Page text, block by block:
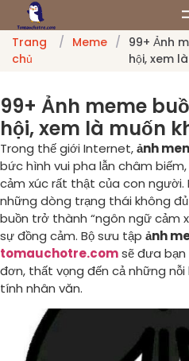
Trang
chủ
/ Meme / 99+ Ảnh
hội, xem
99+ Ảnh meme
hội, xem là muốn
Trong thế giới Internet,ảnh
bức hình vui pha lẫn châm
cảm xúc rất thật của con người.
những dòng trạng thái không
buồn trở thành “ngôn ngữ cảm
sự đồng cảm. Bộ sưu tập ảnh
tomauchotre.comsẽ đưa
đơn, thất vọng đến cả những
tính nhân văn.